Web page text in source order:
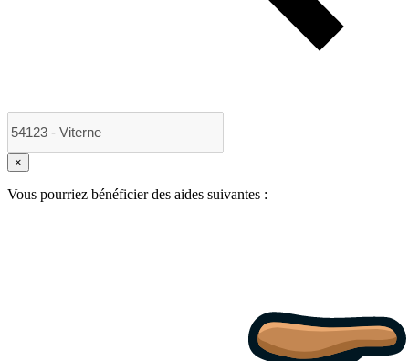
×
Vous pourriez bénéficier des aides suivantes :